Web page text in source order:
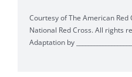
Courtesy of The American
National Red Cross. All rights
Adaptation by